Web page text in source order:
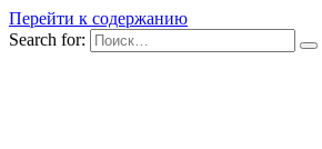
Перейти к содержанию
Search for: